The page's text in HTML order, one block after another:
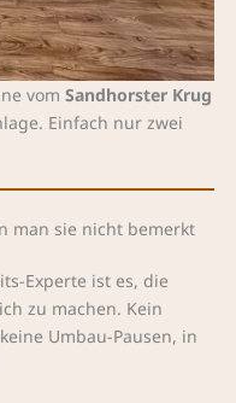
vom Sandhorster Krug
Einfach nur zwei
man sie nicht bemerkt
Experte ist es, die
zu machen. Kein
Umbau-Pausen, in